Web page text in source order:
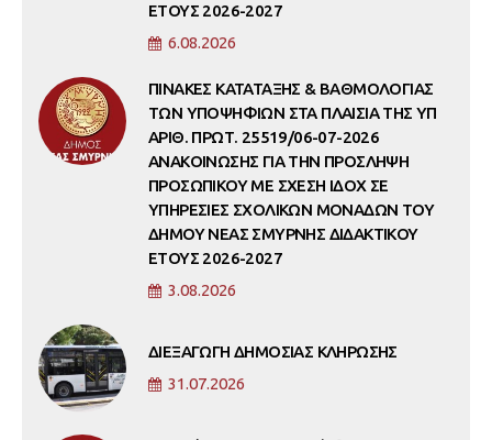
ΕΤΟΥΣ 2026-2027
6.08.2026
ΠΙΝΑΚΕΣ ΚΑΤΑΤΑΞΗΣ & ΒΑΘΜΟΛΟΓΙΑΣ
ΤΩΝ ΥΠΟΨΗΦΙΩΝ ΣΤΑ ΠΛΑΙΣΙΑ ΤΗΣ ΥΠ
ΑΡΙΘ. ΠΡΩΤ. 25519/06-07-2026
ΑΝΑΚΟΙΝΩΣΗΣ ΓΙΑ ΤΗΝ ΠΡΟΣΛΗΨΗ
ΠΡΟΣΩΠΙΚΟΥ ΜΕ ΣΧΕΣΗ ΙΔΟΧ ΣΕ
ΥΠΗΡΕΣΙΕΣ ΣΧΟΛΙΚΩΝ ΜΟΝΑΔΩΝ ΤΟΥ
ΔΗΜΟΥ ΝΕΑΣ ΣΜΥΡΝΗΣ ΔΙΔΑΚΤΙΚΟΥ
ΕΤΟΥΣ 2026-2027
3.08.2026
ΔΙΕΞΑΓΩΓΗ ΔΗΜΟΣΙΑΣ ΚΛΗΡΩΣΗΣ
31.07.2026